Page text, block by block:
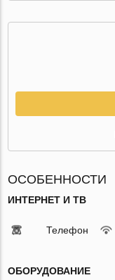
ОСОБЕННОСТИ
ИНТЕРНЕТ И ТВ
Телефон
ОБОРУДОВАНИЕ